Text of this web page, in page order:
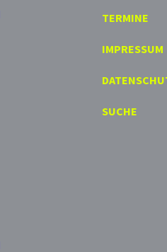
TERMINE
IMPRESSUM
SUCHE